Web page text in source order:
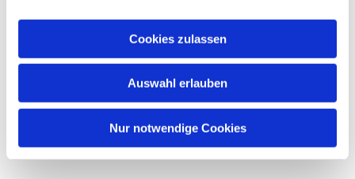
Cookies zulassen
Auswahl erlauben
Nur notwendige Cookies